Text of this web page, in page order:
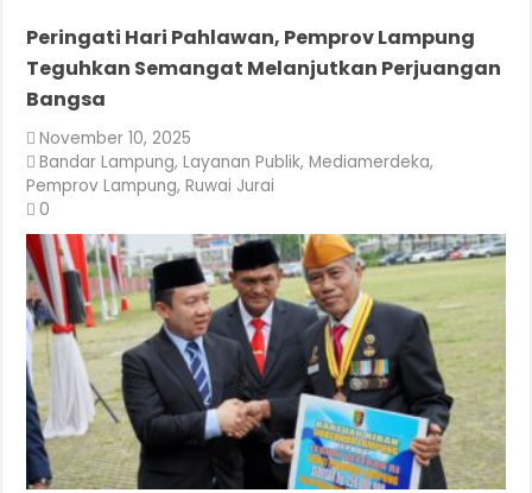
Peringati Hari Pahlawan, Pemprov Lampung
Teguhkan Semangat Melanjutkan Perjuangan
Bangsa
November 10, 2025
Bandar Lampung,Layanan Publik,Mediamerdeka,
Pemprov Lampung,Ruwai Jurai
0